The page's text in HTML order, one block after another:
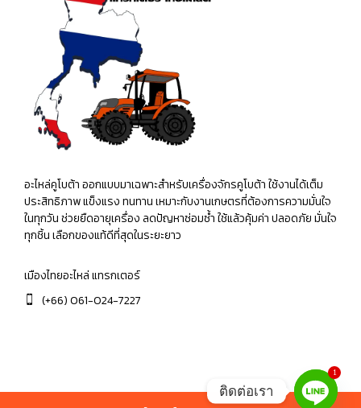
อะไหล่คูโบต้า ออกแบบมาเฉพาะสำหรับเครื่องจักรคูโบต้า ใช้งานได้เต็ม
ประสิทธิภาพ แข็งแรง ทนทาน เหมาะกับงานเกษตรที่ต้องการความมั่นใจ
ในทุกวัน ช่วยยืดอายุเครื่อง ลดปัญหาซ่อมซ้ำ ใช้แล้วคุ้มค่า ปลอดภัย มั่นใจ
ทุกชิ้น เลือกของแท้ดีที่สุดในระยะยาว
เมืองไทยอะไหล่ แทรกเตอร์
(+66) 061-024-7227
1
ติดต่อเรา